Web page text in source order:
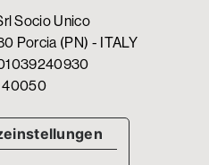
Socio Unico
Porcia (PN) - ITALY
40050